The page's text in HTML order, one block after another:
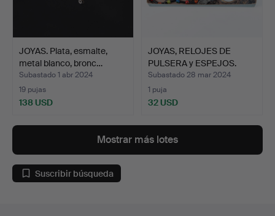
JOYAS. Plata, esmalte,
metal blanco, bronc…
Subastado 1 abr 2024
19 pujas
138 USD
JOYAS, RELOJES DE
PULSERA y ESPEJOS.
Colla…
Subastado 28 mar 2024
1 puja
32 USD
Mostrar más lotes
Suscribir búsqueda